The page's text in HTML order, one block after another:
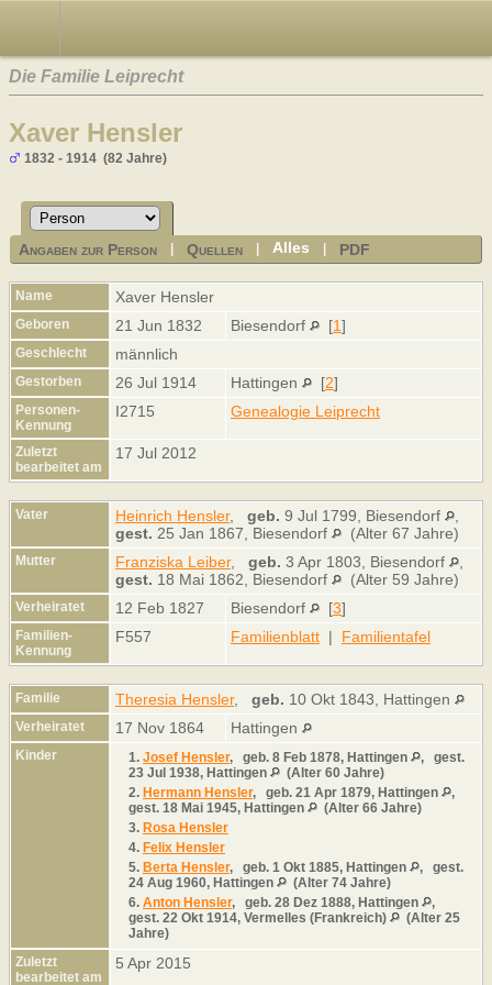
Die Familie Leiprecht
Xaver Hensler
1832 - 1914 (82 Jahre)
Angaben zur Person |Quellen |Alles PDF
Name Xaver Hensler
Geboren 21 Jun 1832 Biesendorf [1]
Geschlecht männlich
Gestorben 26 Jul 1914 Hattingen [2]
Personen-
Kennung
I2715 Genealogie Leiprecht
Zuletzt
bearbeitet am
17 Jul 2012
Vater Heinrich Hensler, geb. 9 Jul 1799, Biesendorf
gest. 25 Jan 1867, Biesendorf (Alter 67 Jahre)
Mutter Franziska Leiber, geb. 3 Apr 1803, Biesendorf
gest. 18 Mai 1862, Biesendorf (Alter 59 Jahre)
Verheiratet 12 Feb 1827 Biesendorf [3]
Familien-
Kennung
F557 Familienblatt | Familientafel
Familie Theresia Hensler, geb. 10 Okt 1843, Hattingen
Verheiratet 17 Nov 1864 Hattingen
Kinder 1. Josef Hensler, geb. 8 Feb 1878, Hattingen , gest.
23 Jul 1938, Hattingen
(Alter 60 Jahre)
2. Hermann Hensler, geb. 21 Apr 1879, Hattingen
,
gest. 18 Mai 1945, Hattingen
(Alter 66 Jahre)
3. Rosa Hensler
4. Felix Hensler
5. Berta Hensler, geb. 1 Okt 1885, Hattingen , gest.
24 Aug 1960, Hattingen
(Alter 74 Jahre)
6. Anton Hensler, geb. 28 Dez 1888, Hattingen
,
gest. 22 Okt 1914, Vermelles (Frankreich)
(Alter 25
Jahre)
Zuletzt
bearbeitet am
5 Apr 2015